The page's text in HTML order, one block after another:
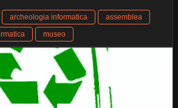
archeologia informatica
assemblea
museo